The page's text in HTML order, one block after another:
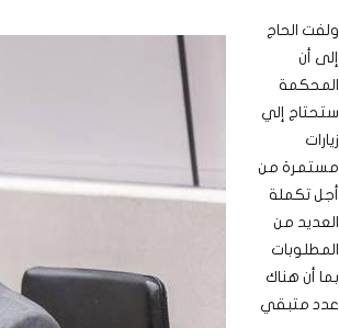
ولفت الحاج
إلى أن
المحكمة
ستحتاج إلي
زيارات
مستمرة من
أجل تكملة
العديد من
المطلوبات
بما أن هناك
عدد متبقي